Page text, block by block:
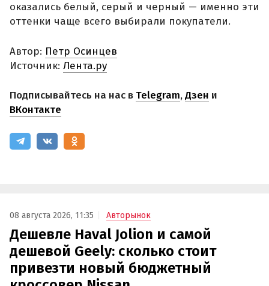
оказались белый, серый и черный — именно эти
оттенки чаще всего выбирали покупатели.
Автор: Петр Осинцев
Источник: Лента.ру
Подписывайтесь на нас в Telegram,Дзен и
ВКонтакте
08 августа 2026, 11:35 Авторынок
Дешевле Haval Jolion и самой
дешевой Geely: сколько стоит
привезти новый бюджетный